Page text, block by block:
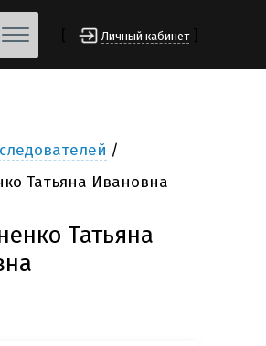
Личный кабинет
Татьяна Ивановна
Татьяна